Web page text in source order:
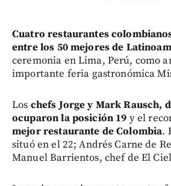
Cuatro restaurantes
entre los 50 mejores de
ceremonia en Lima, Perú, como
importante feria gastronómica
Los chefs Jorge y Mark Rausch,
ocuparon la posición 19 y el
mejor restaurante de Colombia.
situó en el 22; Andrés Carne de
Manuel Barrientos, chef de El